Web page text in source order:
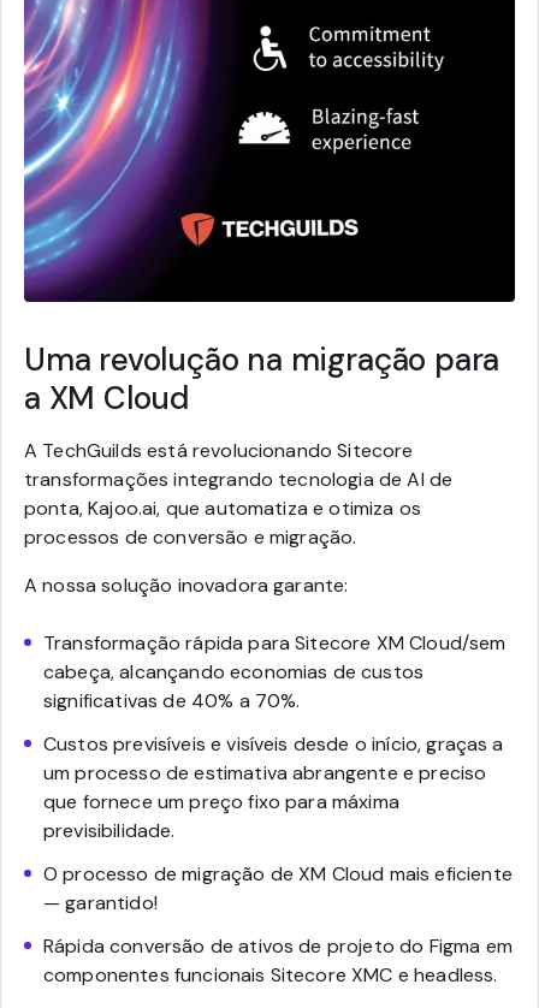
Uma revolução na migração para
a XM Cloud
A TechGuilds está revolucionando Sitecore
transformações integrando tecnologia de AI de
ponta, Kajoo.ai, que automatiza e otimiza os
processos de conversão e migração.
A nossa solução inovadora garante:
Transformação rápida para Sitecore XM Cloud/sem
cabeça, alcançando economias de custos
significativas de 40% a 70%.
Custos previsíveis e visíveis desde o início, graças a
um processo de estimativa abrangente e preciso
que fornece um preço fixo para máxima
previsibilidade.
O processo de migração de XM Cloud mais eficiente
— garantido!
Rápida conversão de ativos de projeto do Figma em
componentes funcionais Sitecore XMC e headless.